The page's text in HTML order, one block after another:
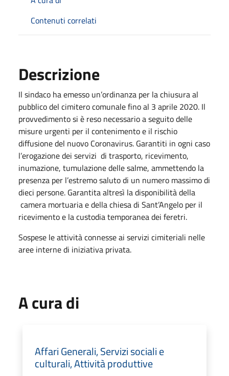
Contenuti correlati
Descrizione
Il sindaco ha emesso un’ordinanza per la chiusura al
pubblico del cimitero comunale fino al 3 aprile 2020. Il
provvedimento si è reso necessario a seguito delle
misure urgenti per il contenimento e il rischio
diffusione del nuovo Coronavirus. Garantiti in ogni caso
l’erogazione dei servizi di trasporto, ricevimento,
inumazione, tumulazione delle salme, ammettendo la
presenza per l’estremo saluto di un numero massimo di
dieci persone. Garantita altresì la disponibilità della
camera mortuaria e della chiesa di Sant’Angelo per il
ricevimento e la custodia temporanea dei feretri.
Sospese le attività connesse ai servizi cimiteriali nelle
aree interne di iniziativa privata.
A cura di
Affari Generali, Servizi sociali e
culturali, Attività produttive